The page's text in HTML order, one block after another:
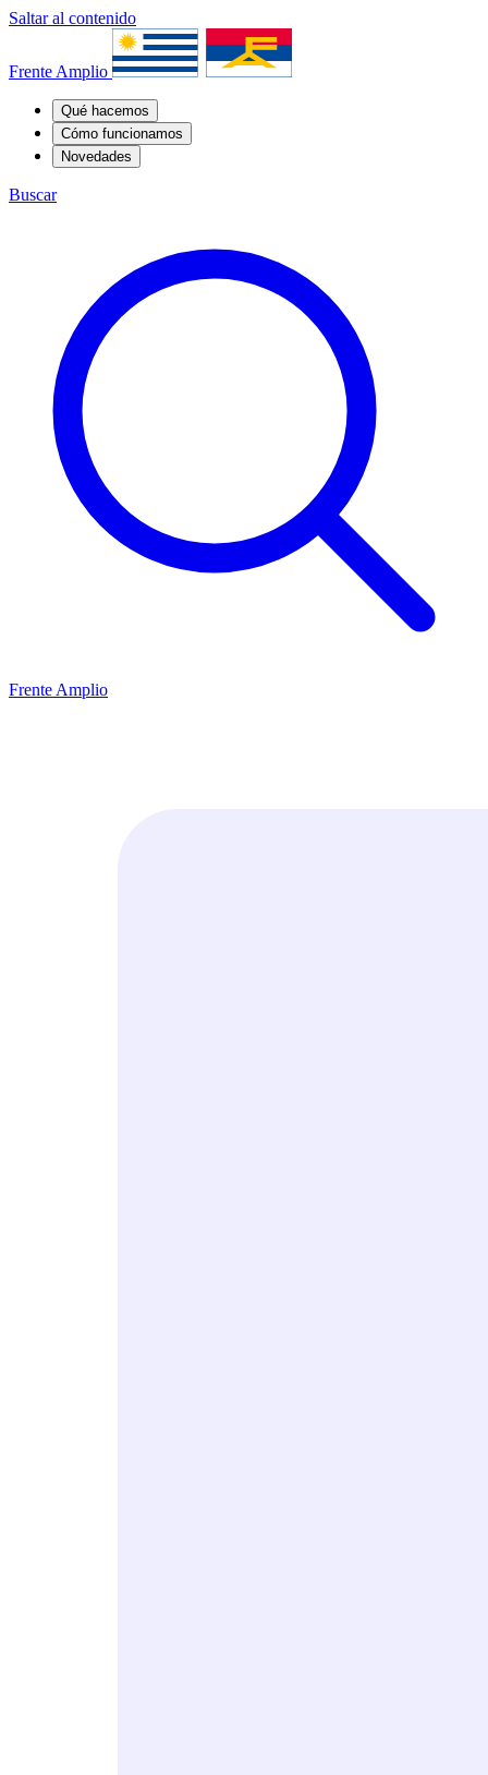
Saltar al contenido
Frente Amplio
Qué hacemos
Cómo funcionamos
Novedades
Buscar
Frente Amplio